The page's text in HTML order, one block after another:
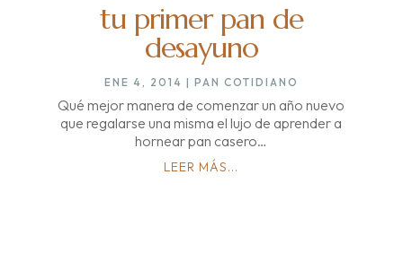
tu primer pan de
desayuno
ENE 4, 2014 | PAN COTIDIANO
Qué mejor manera de comenzar un año nuevo
que regalarse una misma el lujo de aprender a
hornear pan casero…
LEER MÁS...